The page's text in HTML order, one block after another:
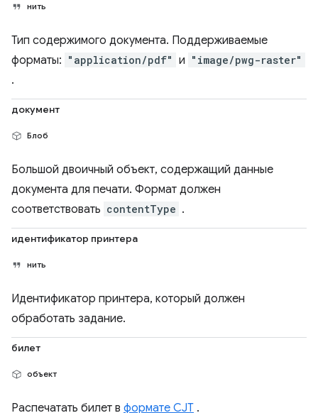
нить
Тип содержимого документа. Поддерживаемые
форматы: "application/pdf" и "image/pwg-raster"
.
документ
Блоб
Большой двоичный объект, содержащий данные
документа для печати. Формат должен
соответствовать contentType .
идентификатор принтера
нить
Идентификатор принтера, который должен
обработать задание.
билет
объект
Распечатать билет в формате CJT .